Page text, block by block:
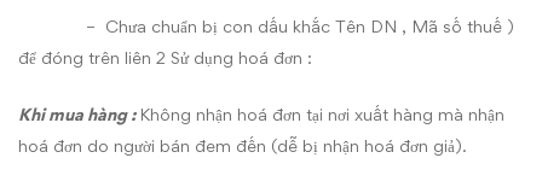
– Chưa chuẩn bị con dấu khắc Tên DN , Mã số thuế )
để đóng trên liên 2 Sử dụng hoá đơn :
Khi mua hàng : Không nhận hoá đơn tại nơi xuất hàng mà nhận
hoá đơn do người bán đem đến (dễ bị nhận hoá đơn giả).